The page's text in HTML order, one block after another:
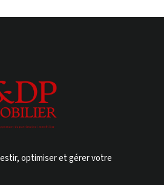
optimiser et gérer votre